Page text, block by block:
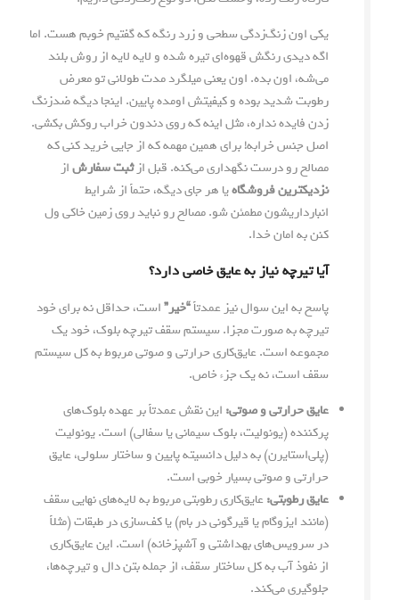
یکی اون زنگ‌زدگی سطحی و زرد رنگه که گفتیم خوبم هست. اما
اگه دیدی رنگش قهوه‌ای تیره شده و لایه لایه از روش بلند
می‌شه، اون بده. اون یعنی میلگرد مدت طولانی تو معرض
رطوبت شدید بوده و کیفیتش اومده پایین. اینجا دیگه ضدزنگ
زدن فایده نداره، مثل اینه که روی دندون خراب روکش بکشی.
اصل جنس خرابه! برای همین مهمه که از جایی خرید کنی که
مصالح رو درست نگهداری می‌کنه. قبل ازثبت سفارشاز
نزدیکترین فروشگاهیا هر جای دیگه، حتماً از شرایط
انبارداریشون مطمئن شو. مصالح رو نباید روی زمین خاکی ول
کنن به امان خدا.
آیا تیرچه نیاز به عایق خاصی دارد؟
پاسخ به این سوال نیز عمدتاً“خیر”است، حداقل نه برای خود
تیرچه به صورت مجزا. سیستم سقف تیرچه بلوک، خود یک
مجموعه است. عایق‌کاری حرارتی و صوتی مربوط به کل سیستم
سقف است، نه یک جزء خاص.
عایق حرارتی و صوتی: این نقش عمدتاً بر عهده بلوک‌های
پرکننده (یونولیت، بلوک سیمانی یا سفالی) است. یونولیت
(پلی‌استایرن) به دلیل دانسیته پایین و ساختار سلولی، عایق
حرارتی و صوتی بسیار خوبی است.
عایق رطوبتی:عایق‌کاری رطوبتی مربوط به لایه‌های نهایی سقف
(مانند ایزوگام یا قیرگونی در بام) یا کف‌سازی در طبقات (مثلاً
در سرویس‌های بهداشتی و آشپزخانه) است. این عایق‌کاری
از نفوذ آب به کل ساختار سقف، از جمله بتن دال و تیرچه‌ها،
جلوگیری می‌کند.